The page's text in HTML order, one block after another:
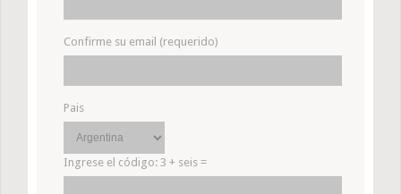
Confirme su email (requerido)
Pais
Ingrese el código: 3 + seis =